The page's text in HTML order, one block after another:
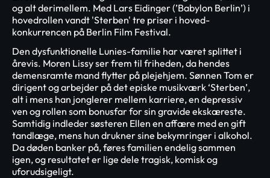
og alt derimellem. Med Lars Eidinger (’Babylon Berlin’) i
hovedrollen vandt 'Sterben' tre priser i hoved-
konkurrencen på Berlin Film Festival.
Den dysfunktionelle Lunies-familie har været splittet i
årevis. Moren Lissy ser frem til friheden, da hendes
demensramte mand flytter på plejehjem. Sønnen Tom er
dirigent og arbejder på det episke musikværk ‘Sterben’,
alt i mens han jonglerer mellem karriere, en depressiv
ven og rollen som bonusfar for sin gravide ekskæreste.
Samtidig indleder søsteren Ellen en affære med en gift
tandlæge, mens hun drukner sine bekymringer i alkohol.
Da døden banker på, føres familien endelig sammen
igen, og resultatet er lige dele tragisk, komisk og
uforudsigeligt.